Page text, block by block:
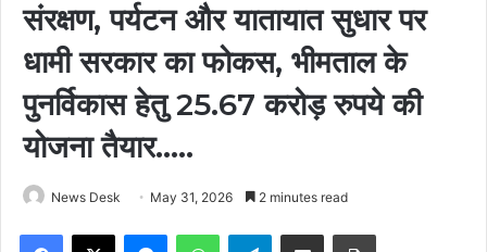
संरक्षण, पर्यटन और यातायात सुधार पर
धामी सरकार का फोकस, भीमताल के
पुनर्विकास हेतु 25.67 करोड़ रुपये की
योजना तैयार…..
News Desk May 31, 2026 2 minutes read
Facebook
X MessengerWhatsAppTelegramShare via Email Print